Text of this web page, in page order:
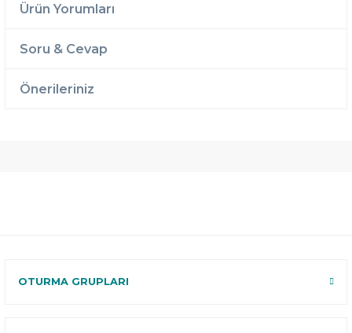
Ürün Yorumları
Soru & Cevap
Önerileriniz
OTURMA GRUPLARI